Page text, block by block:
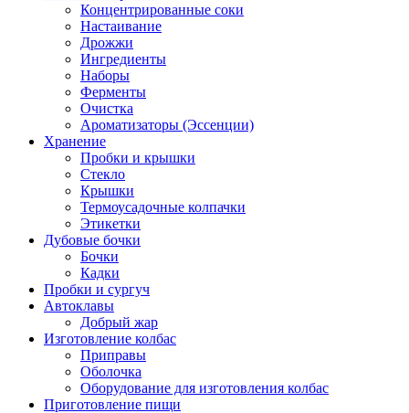
Концентрированные соки
Настаивание
Дрожжи
Ингредиенты
Наборы
Ферменты
Очистка
Ароматизаторы (Эссенции)
Хранение
Пробки и крышки
Стекло
Крышки
Термоусадочные колпачки
Этикетки
Дубовые бочки
Бочки
Кадки
Пробки и сургуч
Автоклавы
Добрый жар
Изготовление колбас
Приправы
Оболочка
Оборудование для изготовления колбас
Приготовление пищи